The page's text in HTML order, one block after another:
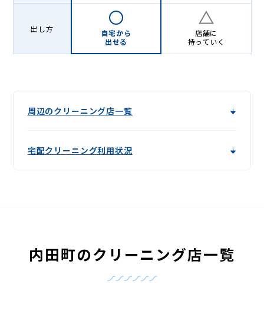
出し方
自宅から
出せる
店舗に
持っていく
周辺のクリーニング店一覧
宅配クリーニング利用状況
内田町のクリーニング店一覧